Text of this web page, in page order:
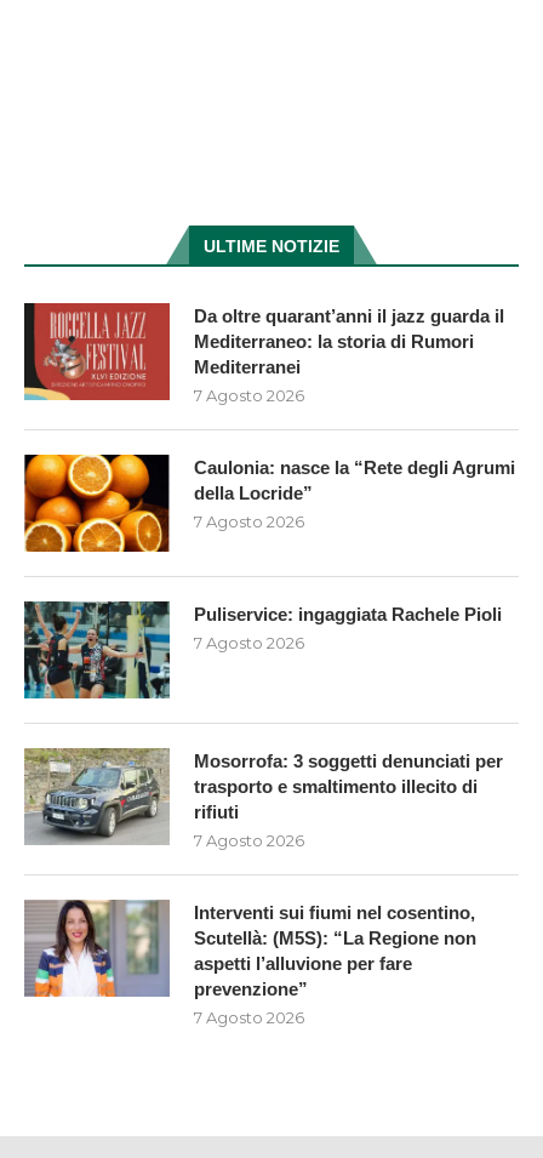
ULTIME NOTIZIE
Da oltre quarant’anni il jazz guarda il
Mediterraneo: la storia di Rumori
Mediterranei
7 Agosto 2026
Caulonia: nasce la “Rete degli Agrumi
della Locride”
7 Agosto 2026
Puliservice: ingaggiata Rachele Pioli
7 Agosto 2026
Mosorrofa: 3 soggetti denunciati per
trasporto e smaltimento illecito di
rifiuti
7 Agosto 2026
Interventi sui fiumi nel cosentino,
Scutellà: (M5S): “La Regione non
aspetti l’alluvione per fare
prevenzione”
7 Agosto 2026